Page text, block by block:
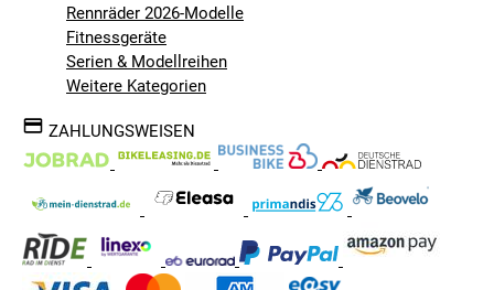
Rennräder 2026-Modelle
Fitnessgeräte
Serien & Modellreihen
Weitere Kategorien
ZAHLUNGSWEISEN